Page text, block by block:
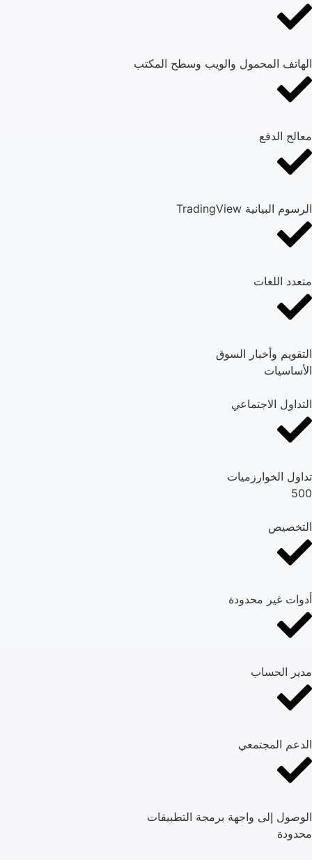
الهاتف المحمول والويب وسطح المكتب
معالج الدفع
الرسوم البيانية TradingView
متعدد اللغات
التقويم وأخبار السوق
الأساسيات
التداول الاجتماعي
تداول الخوارزميات
500
التخصيص
أدوات غير محدودة
مدير الحساب
الدعم المجتمعي
الوصول إلى واجهة برمجة التطبيقات
محدودة